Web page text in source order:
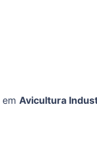
em Avicultura